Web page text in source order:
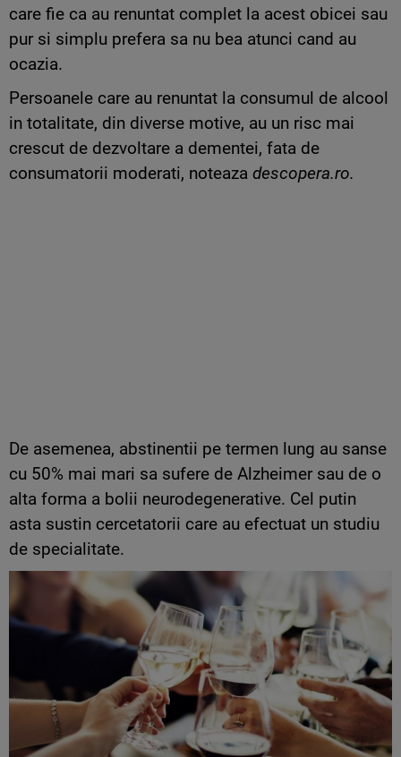
care fie ca au renuntat complet la acest obicei sau
pur si simplu prefera sa nu bea atunci cand au
ocazia.
Persoanele care au renuntat la consumul de alcool
in totalitate, din diverse motive, au un risc mai
crescut de dezvoltare a dementei, fata de
consumatorii moderati, noteaza descopera.ro.
De asemenea, abstinentii pe termen lung au sanse
cu 50% mai mari sa sufere de Alzheimer sau de o
alta forma a bolii neurodegenerative. Cel putin
asta sustin cercetatorii care au efectuat un studiu
de specialitate.